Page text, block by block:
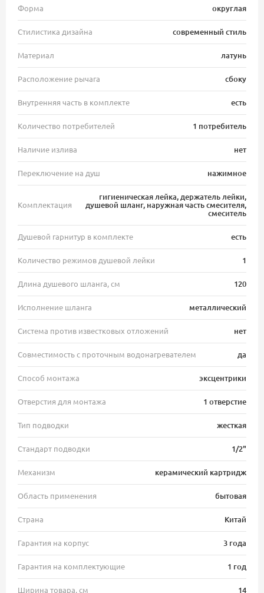
Форма округлая
Стилистика дизайна современный стиль
Материал латунь
Расположение рычага сбоку
Внутренняя часть в комплекте есть
Количество потребителей 1 потребитель
Наличие излива нет
Переключение на душ нажимное
Комплектация
гигиеническая лейка, держатель лейки,
душевой шланг, наружная часть смесителя,
смеситель
Душевой гарнитур в комплекте есть
Количество режимов душевой лейки 1
Длина душевого шланга, см 120
Исполнение шланга металлический
Система против известковых отложений нет
Совместимость с проточным водонагревателем да
Способ монтажа эксцентрики
Отверстия для монтажа 1 отверстие
Тип подводки жесткая
Стандарт подводки 1/2"
Механизм керамический картридж
Область применения бытовая
Страна Китай
Гарантия на корпус 3 года
Гарантия на комплектующие 1 год
Ширина товара, см 14